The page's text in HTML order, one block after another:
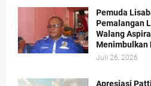
Pemuda
Pemalangan
Walang
Menimbulkan
Juli 26, 2026
Apresiasi